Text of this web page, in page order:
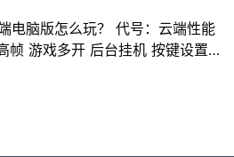
电脑版怎么玩？ 代号：云端性能
帧 游戏多开 后台挂机 按键设置